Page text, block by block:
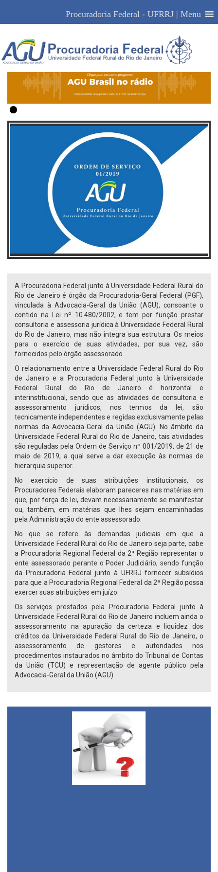
Procuradoria Federal - UFRRJ | Menu
A Procuradoria Federal junto à Universidade Federal Rural do
Rio de Janeiro é órgão da Procuradoria-Geral Federal (PGF),
vinculada à Advocacia-Geral da União (AGU), consoante o
contido na Lei nº 10.480/2002, e tem por função prestar
consultoria e assessoria jurídica à Universidade Federal Rural
do Rio de Janeiro, mas não integra sua estrutura. Os meios
para o exercício de suas atividades, por sua vez, são
fornecidos pelo órgão assessorado.
O relacionamento entre a Universidade Federal Rural do Rio
de Janeiro e a Procuradoria Federal junto à Universidade
Federal Rural do Rio de Janeiro é horizontal e
interinstitucional, sendo que as atividades de consultoria e
assessoramento jurídicos, nos termos da lei, são
tecnicamente independentes e regidas exclusivamente pelas
normas da Advocacia-Geral da União (AGU). No âmbito da
Universidade Federal Rural do Rio de Janeiro, tais atividades
são reguladas pela Ordem de Serviço nº 001/2019, de 21 de
maio de 2019, a qual serve a dar execução às normas de
hierarquia superior.
No exercício de suas atribuições institucionais, os
Procuradores Federais elaboram pareceres nas matérias em
que, por força de lei, devam necessariamente se manifestar
ou, também, em matérias que lhes sejam encaminhadas
pela Administração do ente assessorado.
No que se refere às demandas judiciais em que a
Universidade Federal Rural do Rio de Janeiro seja parte, cabe
a Procuradoria Regional Federal da 2ª Região representar o
ente assessorado perante o Poder Judiciário, sendo função
da Procuradoria Federal junto à UFRRJ fornecer subsídios
para que a Procuradoria Regional Federal da 2ª Região possa
exercer suas atribuições em juízo.
Os serviços prestados pela Procuradoria Federal junto à
Universidade Federal Rural do Rio de Janeiro incluem ainda o
assessoramento na apuração da certeza e liquidez dos
créditos da Universidade Federal Rural do Rio de Janeiro, o
assessoramento de gestores e autoridades nos
procedimentos instaurados no âmbito do Tribunal de Contas
da União (TCU) e representação de agente público pela
Advocacia-Geral da União (AGU).